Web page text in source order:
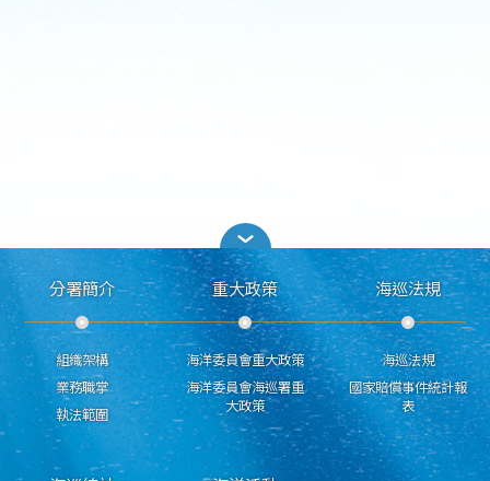
分署簡介
組織架構
業務職掌
執法範圍
重大政策
海洋委員會重大政策
海洋委員會海巡署重
大政策
海巡法規
海巡法規
國家賠償事件統計報
表